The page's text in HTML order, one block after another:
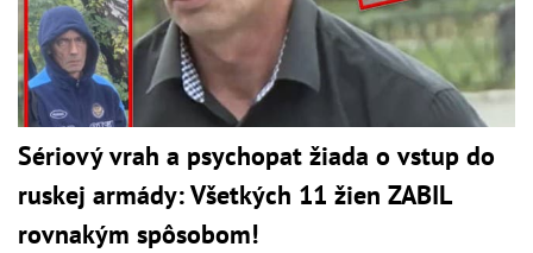
Sériový vrah a psychopat žiada o vstup do
ruskej armády: Všetkých 11 žien ZABIL
rovnakým spôsobom!